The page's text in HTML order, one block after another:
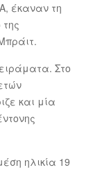
έκαναν τη
Στο
και μία
ηλικία 19